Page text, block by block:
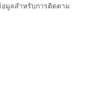
มูลสำหรับการติดตาม